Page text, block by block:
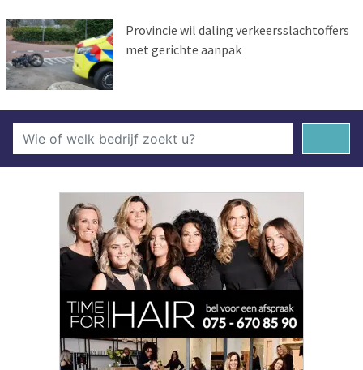
Provincie wil daling verkeersslachtoffers
met gerichte aanpak